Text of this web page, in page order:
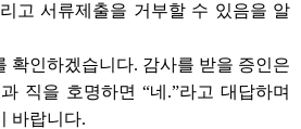
고 서류제출을 거부할 수 있음을 알
확인하겠습니다. 감사를 받을 증인은
직을 호명하면 “네.”라고 대답하며
바랍니다.